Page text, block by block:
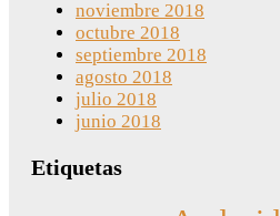
noviembre 2018
octubre 2018
septiembre 2018
agosto 2018
julio 2018
junio 2018
Etiquetas